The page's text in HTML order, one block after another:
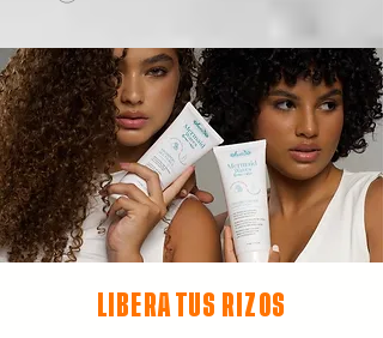
LIBERA TUS RIZOS